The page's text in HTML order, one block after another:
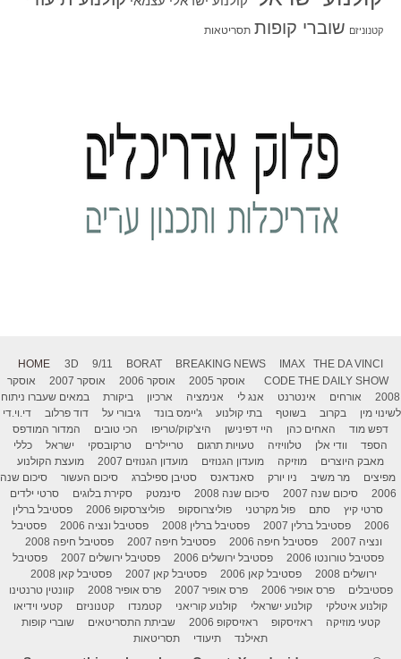
קטנוניזם שוברי קופות תסריטאות
HOME 3D 9/11 BORAT BREAKING NEWS IMAX
THE DA VINCI
CODE THE DAILY SHOW אוסקר 2005 אוסקר 2006 אוסקר 2007
אוסקר
2008
אורחים אינטרנט אנג לי אנימציה ארכיון ביקורת
במאים שעברו ניתוח
לשינוי מין
בקרוב בשוטף בתי קולנוע ג'יימס בונד גיבורי על דוד פרלוב
די.וי.די
דפש מוד
האחים כהן היי דפינישן היצ'קוק/טריפו הכי טובים
המדור המודפס
הספד
וודי אלן טלוויזיה טעויות תרגום טריילרים טרקובסקי ישראל
כללי
מאבק היוצרים
מוזיקה מועדון הגנוזים מועדון הגנוזים 2007
מועצת הקולנוע
מפיצים
מר משיב ניו יורק סאנדאנס סטיבן ספילברג סיכום העשור
סיכום שנה
2006
סיכום שנה 2007 סיכום שנה 2008 סינמטק סקירת בלוגים
סרטי ילדים
סרטי קיץ
סתם פול מקרטני פוליצרוסקופ פוליצרסקופ 2006
פסטיבל ברלין
2006
פסטיבל ברלין 2007 פסטיבל ברלין 2008 פסטיבל ונציה 2006
פסטיבל
ונציה 2007
פסטיבל חיפה 2006 פסטיבל חיפה 2007
פסטיבל חיפה 2008
פסטיבל טורונטו 2006
פסטיבל ירושלים 2006 פסטיבל ירושלים 2007
פסטיבל
ירושלים 2008
פסטיבל קאן 2006 פסטיבל קאן 2007
פסטיבל קאן 2008
פסטיבלים
פרס אופיר 2006 פרס אופיר 2007 פרס אופיר 2008
קוונטין טרנטינו
קולנוע איטלקי
קולנוע ישראלי קולנוע קוריאני קטמנדו קטנוניזם
קטעי וידיאו
קטעי מוזיקה
ראזיסקופ ראזיסקופ 2006 שביתת התסריטאים
שוברי קופות
תאילנד
תיעודי תסריטאות